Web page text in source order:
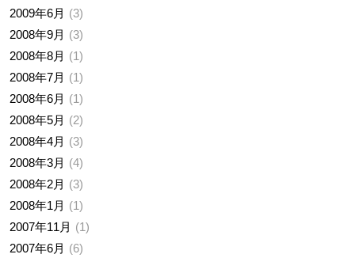
2009年6月
3
2008年9月
3
2008年8月
1
2008年7月
1
2008年6月
1
2008年5月
2
2008年4月
3
2008年3月
4
2008年2月
3
2008年1月
1
2007年11月
1
2007年6月
6